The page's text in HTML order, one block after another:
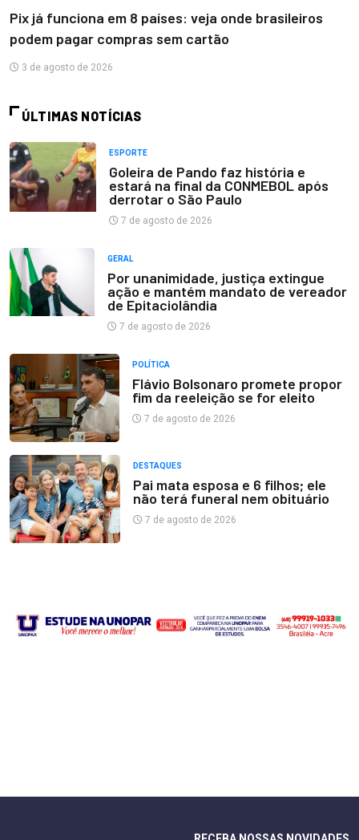
Pix já funciona em 8 países: veja onde brasileiros
podem pagar compras sem cartão
3 de agosto de 2026
ÚLTIMAS NOTÍCIAS
ESPORTE
Goleira de Pando faz história e
estará na final da CONMEBOL após
derrotar o São Paulo
7 de agosto de 2026
GERAL
Por unanimidade, justiça extingue
ação e mantém mandato de vereador
de Epitaciolândia
7 de agosto de 2026
POLÍTICA
Flávio Bolsonaro promete propor
fim da reeleição se for eleito
7 de agosto de 2026
DESTAQUES
Pai mata esposa e 6 filhos; ele
não terá funeral nem obituário
7 de agosto de 2026